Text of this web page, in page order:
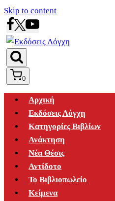
Skip to content
0
Αρχική
Εκδόσεις Λόγχη
Κατηγορίες Βιβλίων
Ανάκτηση
Νέα Θέσις
Αντίδοτο
Το Βιβλιοπωλείο
Κείμενα